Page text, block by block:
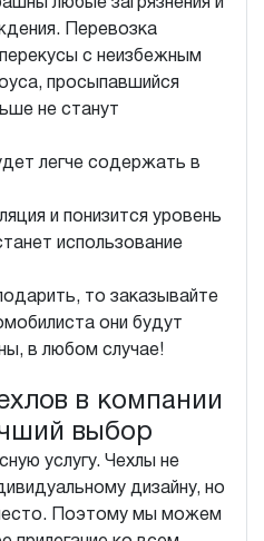
любые загрязнения и
Перевозка
с неизбежным
просыпавшийся
не станут
легче содержать в
и понизится уровень
использование
то заказывайте
они будут
в любом случае!
в компании
выбор
услугу. Чехлы не
дизайну, но
Поэтому мы можем